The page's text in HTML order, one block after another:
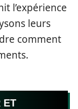
l’expérience
leurs
comment
ET